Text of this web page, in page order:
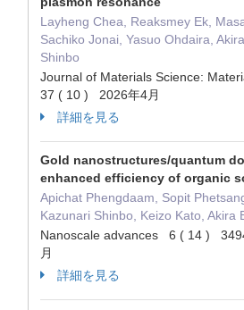
Layheng Chea, Reaksmey Ek,
Sachiko Jonai, Yasuo Ohdaira,
Shinbo
Journal of Materials Science:
37 ( 10 ) 2026年4月
詳細を見る
Gold nanostructures/quantum
enhanced efficiency of organic
Apichat Phengdaam, Sopit
Kazunari Shinbo, Keizo Kato, Akira
Nanoscale advances 6 ( 14 )
月
詳細を見る